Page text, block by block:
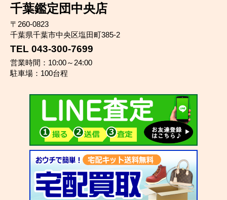
千葉鑑定団中央店
〒260-0823
千葉県千葉市中央区塩田町385-2
TEL 043-300-7699
営業時間：10:00～24:00
駐車場：100台程